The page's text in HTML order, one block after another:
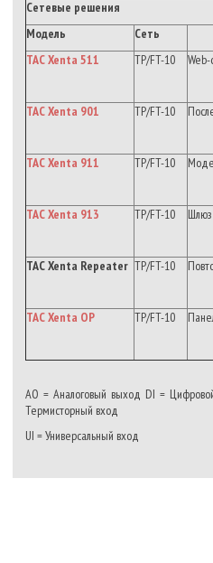
Сетевые решения
Модель
Сеть
TAC Xenta 511
TP/FT-10
TAC Xenta 901 TP/FT-10
TAC Xenta 911 TP/FT-10
TAC Xenta 913 TP/FT-10
TAC Xenta Repeater TP/FT-10
TAC Xenta OP TP/FT-10
AO = Аналоговый выход DI =
Термисторный вход
UI = Универсальный вход